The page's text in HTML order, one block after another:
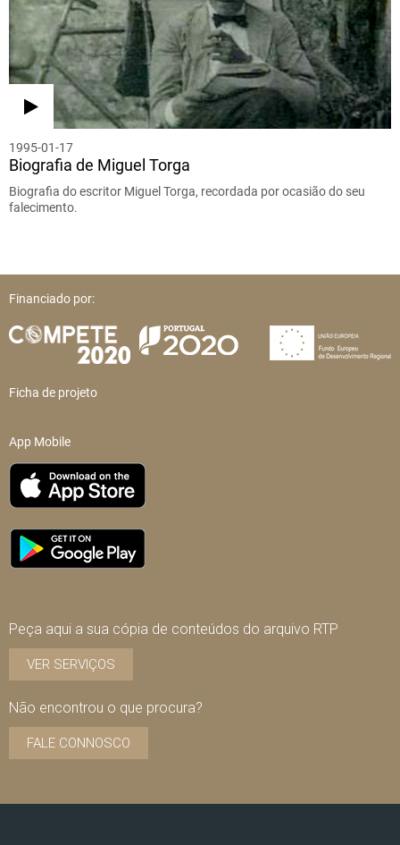
1995-01-17
Biografia de Miguel Torga
Biografia do escritor Miguel Torga, recordada por ocasião do seu
falecimento.
Financiado por:
Ficha de projeto
App Mobile
Peça aqui a sua cópia de conteúdos do arquivo RTP
VER SERVIÇOS
Não encontrou o que procura?
FALE CONNOSCO